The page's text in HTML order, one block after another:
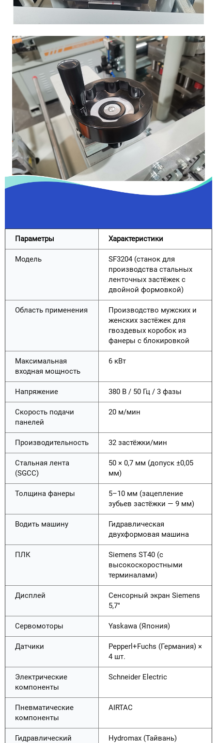
Параметры Характеристики
Модель
SF3204 (станок для
производства стальных
ленточных застёжек с
двойной формовкой)
Область применения
Производство мужских и
женских застёжек для
гвоздевых коробок из
фанеры с блокировкой
Максимальная
входная мощность
6 кВт
Напряжение 380 В / 50 Гц / 3 фазы
Скорость подачи
панелей
20 м/мин
Производительность 32 застёжки/мин
Стальная лента
(SGCC)
50 × 0,7 мм (допуск ±0,05
мм)
Толщина фанеры
5–10 мм (зацепление
зубьев застёжки — 9 мм)
Водить машину
Гидравлическая
двухформовая машина
ПЛК
Siemens ST40 (с
высокоскоростными
терминалами)
Дисплей
Сенсорный экран Siemens
5,7"
Сервомоторы Yaskawa (Япония)
Датчики
Pepperl+Fuchs (Германия) ×
4 шт.
Электрические
компоненты
Schneider Electric
Пневматические
компоненты
AIRTAC
Гидравлический
Hydromax (Тайвань)